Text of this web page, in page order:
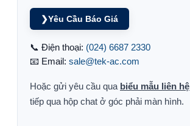
❯Yêu Cầu Báo Giá
📞 Điện thoại: (024) 6687 2330
📧 Email: sale@tek-ac.com
Hoặc gửi yêu cầu qua biểu mẫu liên hệ
tiếp qua hộp chat ở góc phải màn hình.